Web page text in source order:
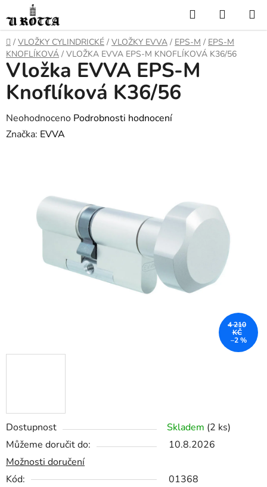
na
obsah
Hledat
KOŠÍK
DOMŮ
/ VLOŽKY CYLINDRICKÉ / VLOŽKY EVVA / EPS-M / EPS-M
KNOFLÍKOVÁ / VLOŽKA EVVA EPS-M KNOFLÍKOVÁ K36/56
Dostupnost Skladem (2 ks)
Můžeme doručit do:
10.8.2026
Možnosti doručení
Kód:
01368
Vložka EVVA EPS-M
Knoflíková K36/56
Průměrné
hodnocení
hvězdiček.
Neohodnoceno Podrobnosti hodnocení
Značka: EVVA
4 210
KČ
–2 %